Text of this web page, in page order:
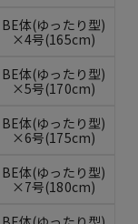
BE体(ゆったり型)
×4号(165cm)
BE体(ゆったり型)
×5号(170cm)
BE体(ゆったり型)
×6号(175cm)
BE体(ゆったり型)
×7号(180cm)